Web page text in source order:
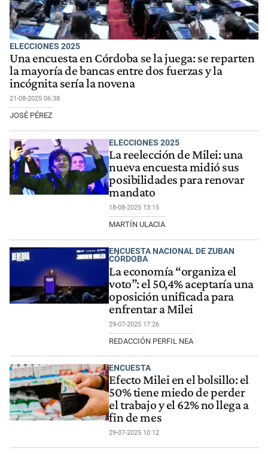
ELECCIONES 2025
Una encuesta en Córdoba se la juega: se reparten
la mayoría de bancas entre dos fuerzas y la
incógnita sería la novena
21-08-2025 06:38
JOSÉ PÉREZ
ELECCIONES 2025
La reelección de Milei: una
nueva encuesta midió sus
posibilidades para renovar
mandato
18-08-2025 13:15
MARTÍN ULACIA
ENCUESTA NACIONAL DE ZUBAN
CÓRDOBA
La economía “organiza el
voto”: el 50,4% aceptaría una
oposición unificada para
enfrentar a Milei
29-07-2025 17:26
REDACCIÓN PERFIL NEA
ENCUESTA
Efecto Milei en el bolsillo: el
50% tiene miedo de perder
el trabajo y el 62% no llega a
fin de mes
29-07-2025 10:12